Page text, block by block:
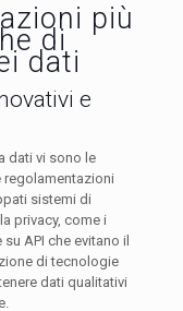
più
di
dati
e
dati vi sono le
regolamentazioni
sistemi di
privacy, come i
API che evitano il
di tecnologie
dati qualitativi